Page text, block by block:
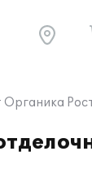
Органика